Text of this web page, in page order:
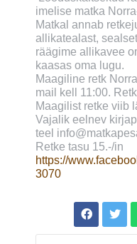
imelise matka
Matkal annab
allikatealast,
räägime allikavee
kaasas oma lugu.
Maagiline retk
mail kell 11:00.
Maagilist retke viib
Vajalik eelnev
teel
Retke tasu 15.-/in
https://
3070